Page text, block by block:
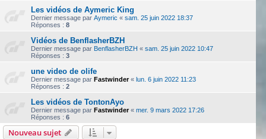
Les vidéos de Aymeric King
Dernier message par Aymeric « sam. 25 juin 2022 18:37
Réponses : 8
Vidéos de BenflasherBZH
Dernier message par BenflasherBZH « sam. 25 juin 2022 10:47
Réponses : 3
une video de olife
Dernier message par Fastwinder« lun. 6 juin 2022 11:23
Réponses : 2
Les vidéos de TontonAyo
Dernier message par Fastwinder« mer. 9 mars 2022 17:26
Réponses : 6
Nouveau sujet